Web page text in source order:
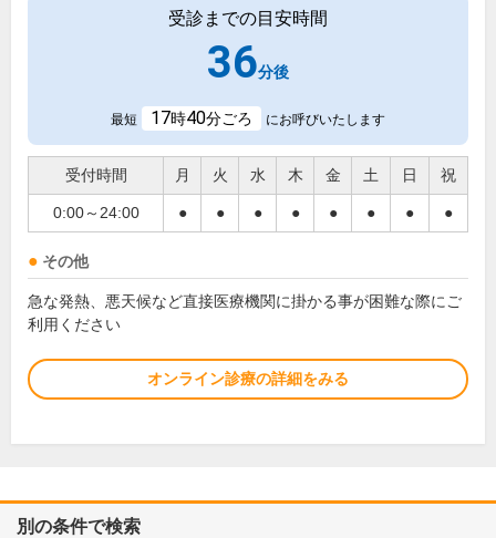
受診までの目安時間
36分後
最短 17時40分ごろ にお呼びいたします
受付時間 月 火 水 木 金 土 日 祝
0:00～24:00 ● ● ● ● ● ● ● ●
その他
急な発熱、悪天候など直接医療機関に掛かる事が困難な際にご
利用ください
オンライン診療の詳細をみる
別の条件で検索